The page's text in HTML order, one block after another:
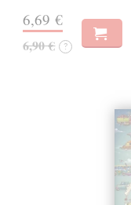
6,69 €
6,90 € ?